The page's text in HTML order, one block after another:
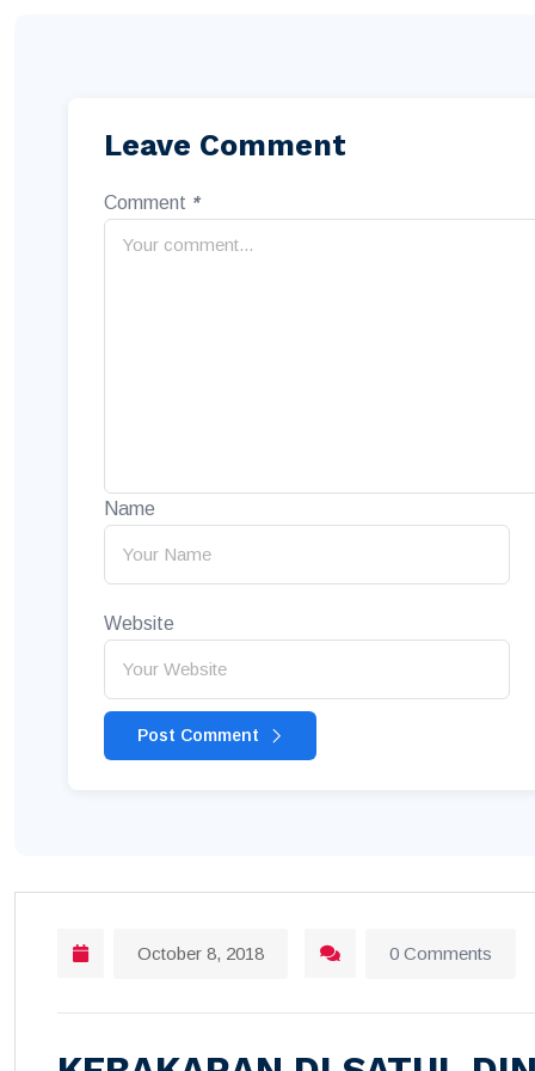
Leave Comment
Comment *
Name
Website
Post Comment
October 8, 2018 0 Comments